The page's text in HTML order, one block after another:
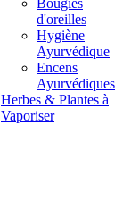
Bougies
d'oreilles
Hygiène
Ayurvédique
Encens
Ayurvédiques
Herbes & Plantes à
Vaporiser